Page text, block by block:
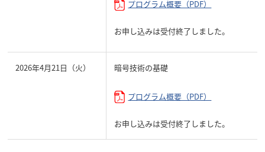
プログラム概要（PDF）
お申し込みは受付終了しました。
2026年4月21日（火） 暗号技術の基礎
プログラム概要（PDF）
お申し込みは受付終了しました。